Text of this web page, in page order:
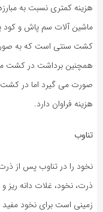
هزینه کمتری نسبت به
ماشین آلات سم پاش و کود
کشت سنتی است که به
همچنین برداشت در کشت
صورت می گیرد اما در کشت
هزینه فراوان دارد.
تناوب
نخود را در تناوب پس از
ذرت، نخود، غلات دانه